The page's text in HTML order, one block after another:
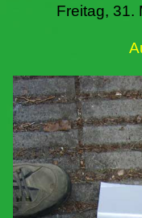
Termine
Freitag, 31.